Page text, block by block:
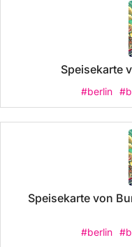
Speisekarte
#berlin
Speisekarte von
#berlin